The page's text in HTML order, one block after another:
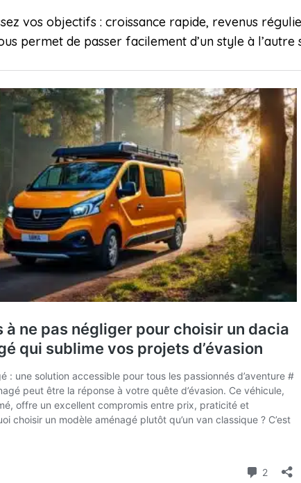
vos objectifs : croissance rapide, revenus
permet de passer facilement d’un style à l’autre